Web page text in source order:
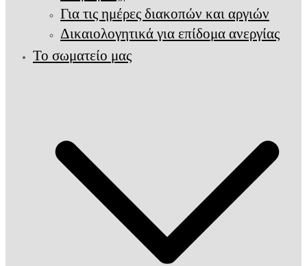
Για τις ημέρες διακοπών και αργιών
Δικαιολογητικά για επίδομα ανεργίας
Το σωματείο μας